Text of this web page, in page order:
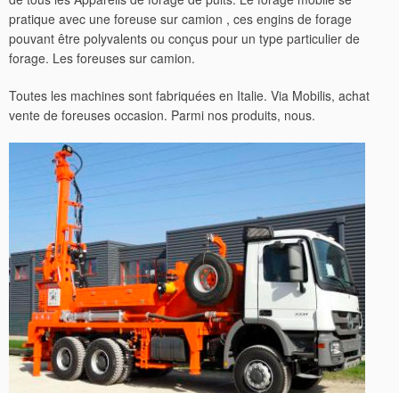
pratique avec une foreuse sur camion , ces engins de forage
pouvant être polyvalents ou conçus pour un type particulier de
forage. Les foreuses sur camion.
Toutes les machines sont fabriquées en Italie. Via Mobilis, achat
vente de foreuses occasion. Parmi nos produits, nous.